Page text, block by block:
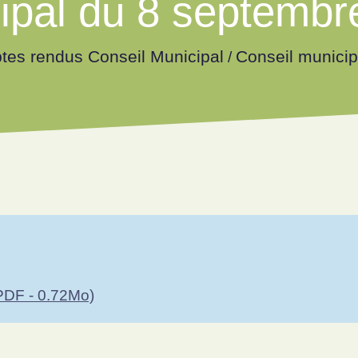
du 8
rendus Conseil Municipal / Conseil
- 0.72Mo)